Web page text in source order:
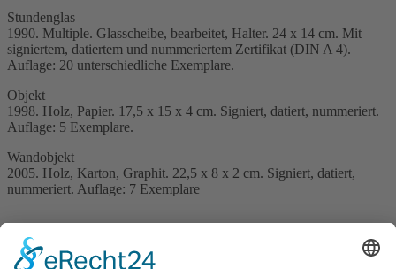
Stundenglas
1990. Multiple. Glasscheibe, bearbeitet, Halter. 24 x 14 cm. Mit
signiertem, datiertem und nummeriertem Zertifikat (DIN A 4).
Auflage: 20 unterschiedliche Exemplare.
Objekt
1998. Holz, Papier. 17,5 x 15 x 4 cm. Signiert, datiert, nummeriert.
Auflage: 5 Exemplare.
Wandobjekt
2005. Holz, Karton, Graphit. 22,5 x 8 x 2 cm. Signiert, datiert,
nummeriert. Auflage: 7 Exemplare
Publikationen, herausgegeben von der